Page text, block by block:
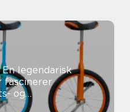
En legendarisk
fascinerer
og